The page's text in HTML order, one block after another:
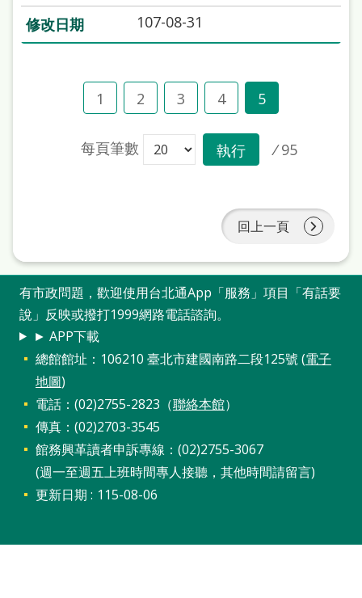
絡
我
107-08-31
1 2 3 4 5
每頁筆數 執行 / 95
回上一頁
有市政問題，歡迎使用台北通App「服務」項目「有話要
說」反映或撥打1999網路電話諮詢。
► APP下載
總館館址：106210 臺北市建國南路二段125號 (電子
地圖)
電話：(02)2755-2823（聯絡本館）
傳真：(02)2703-3545
館務興革讀者申訴專線：(02)2755-3067
(週一至週五上班時間專人接聽，其他時間請留言)
更新日期
115-08-06